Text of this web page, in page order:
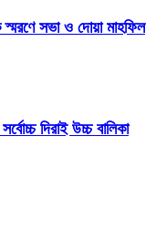
সভা ও দোয়া মাহফিল
দিরাই উচ্চ বালিকা